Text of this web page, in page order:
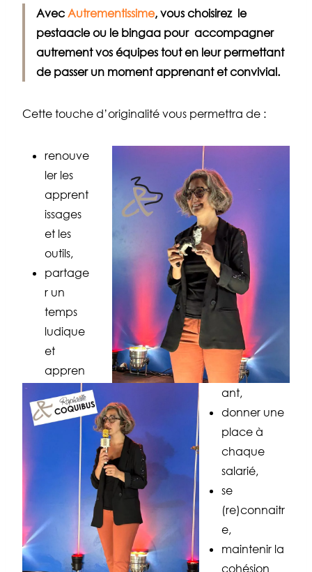
Avec Autrementissime, vous choisirez le
pestaacle ou le bingaa pour accompagner
autrementvos équipes tout en leur permettant
de passer un moment apprenant et convivial.
Cette touche d’originalité vous permettra de :
renouve
ler les
apprent
issages
et les
outils,
partage
r un
temps
ludique
et
appren
ant,
donner une
place à
chaque
salarié,
se
(re)connaitr
e,
maintenir la
cohésion